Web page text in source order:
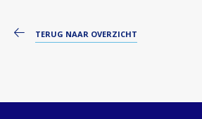
TERUG NAAR OVERZICHT